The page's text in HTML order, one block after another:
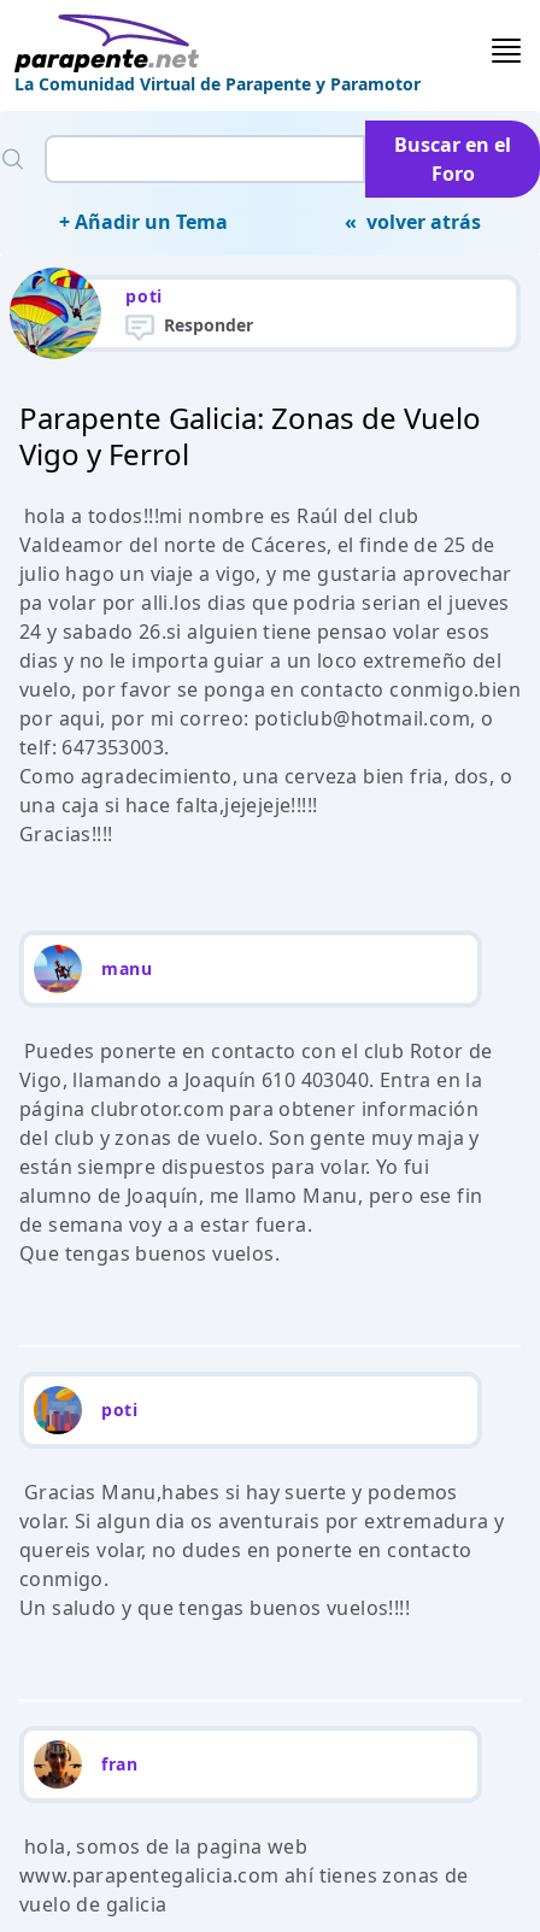
La Comunidad Virtual de Parapente y Paramotor
Buscar en el
Foro
+ Añadir un Tema
« volver atrás
poti
Responder
Parapente Galicia: Zonas de Vuelo
Vigo y Ferrol
hola a todos!!!mi nombre es Raúl del club
Valdeamor del norte de Cáceres, el finde de 25 de
julio hago un viaje a vigo, y me gustaria aprovechar
pa volar por alli.los dias que podria serian el jueves
24 y sabado 26.si alguien tiene pensao volar esos
dias y no le importa guiar a un loco extremeño del
vuelo, por favor se ponga en contacto conmigo.bien
por aqui, por mi correo: poticlub@hotmail.com, o
telf: 647353003.
Como agradecimiento, una cerveza bien fria, dos, o
una caja si hace falta,jejejeje!!!!!
Gracias!!!!
manu
Puedes ponerte en contacto con el club Rotor de
Vigo, llamando a Joaquín 610 403040. Entra en la
página clubrotor.com para obtener información
del club y zonas de vuelo. Son gente muy maja y
están siempre dispuestos para volar. Yo fui
alumno de Joaquín, me llamo Manu, pero ese fin
de semana voy a a estar fuera.
Que tengas buenos vuelos.
poti
Gracias Manu,habes si hay suerte y podemos
volar. Si algun dia os aventurais por extremadura y
quereis volar, no dudes en ponerte en contacto
conmigo.
Un saludo y que tengas buenos vuelos!!!!
fran
hola, somos de la pagina web
www.parapentegalicia.com ahí tienes zonas de
vuelo de galicia